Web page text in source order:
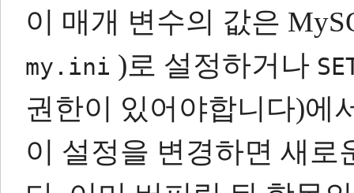
이 매개 변수의 값은
my.ini )로 설정하거나
권한이 있어야합니다)에
이 설정을 변경하면 새로